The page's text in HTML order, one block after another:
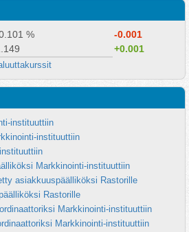
% -0.001
+0.001
instituuttiin
instituuttiin
Markkinointi-instituuttiin
asiakkuuspäälliköksi Rastorille
Rastorille
Markkinointi-instituuttiin
Markkinointi-instituuttiin